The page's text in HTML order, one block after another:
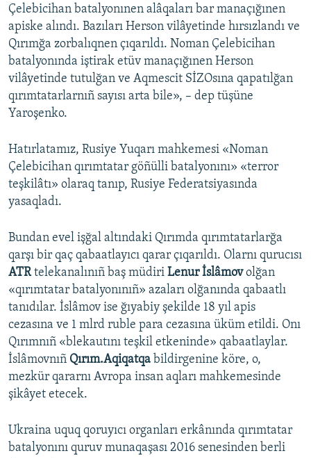
Çelebicihan batalyonınen alâqaları bar manaçığınen
apiske alındı. Bazıları Herson vilâyetinde hırsızlandı ve
Qırımğa zorbalıqnen çıqarıldı. Noman Çelebicihan
batalyonında iştirak etüv manaçığınen Herson
vilâyetinde tutulğan ve Aqmescit SİZOsına qapatılğan
qırımtatarlarnıñ sayısı arta bile», – dep tüşüne
Yaroşenko.
Hatırlatamız, Rusiye Yuqarı mahkemesi «Noman
Çelebicihan qırımtatar göñülli batalyonını» «terror
teşkilâtı» olaraq tanıp, Rusiye Federatsiyasında
yasaqladı.
Bundan evel işğal altındaki Qırımda qırımtatarlarğa
qarşı bir qaç qabaatlayıcı qarar çıqarıldı. Olarnı qurucısı
ATRtelekanalınıñ baş müdiri Lenur İslâmovolğan
«qırımtatar batalyonınıñ» azaları olğanında qabaatlı
tanıdılar. İslâmov ise ğıyabiy şekilde 18 yıl apis
cezasına ve 1 mlrd ruble para cezasına üküm etildi. Onı
Qırımnıñ «blekautını teşkil etkeninde» qabaatlaylar.
İslâmovnıñ Qırım.Aqiqatqa bildirgenine köre, o,
mezkür qararnı Avropa insan aqları mahkemesinde
şikâyet etecek.
Ukraina uquq qoruyıcı organları erkânında qırımtatar
batalyonını quruv munaqaşası 2016 senesinden berli